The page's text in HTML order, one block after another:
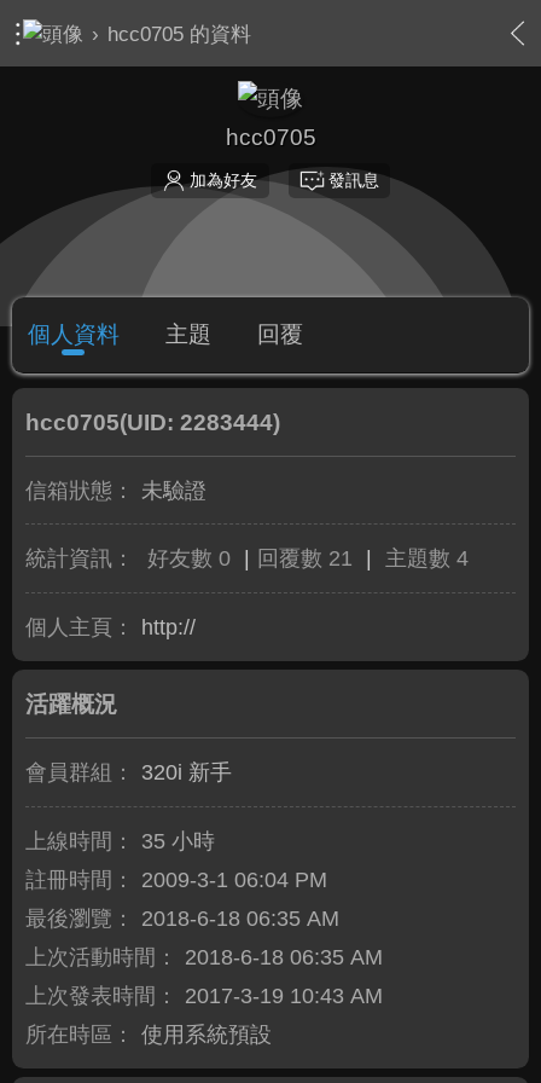
› hcc0705 的資料
hcc0705
加為好友 發訊息
個人資料 主題 回覆
hcc0705(UID: 2283444)
信箱狀態： 未驗證
統計資訊： 好友數 0 回覆數 21 主題數 4
個人主頁： http://
活躍概況
會員群組： 320i 新手
上線時間：
35 小時
註冊時間：
2009-3-1 06:04 PM
最後瀏覽：
2018-6-18 06:35 AM
上次活動時間：
2018-6-18 06:35 AM
上次發表時間：
2017-3-19 10:43 AM
所在時區：
使用系統預設